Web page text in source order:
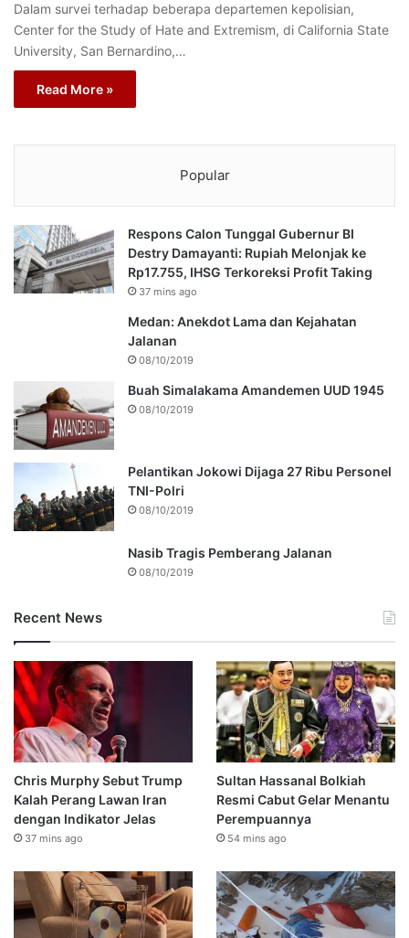
Dalam survei terhadap beberapa departemen kepolisian,
Center for the Study of Hate and Extremism, di California State
University, San Bernardino,…
Read More »
Popular
Respons Calon Tunggal Gubernur BI
Destry Damayanti: Rupiah Melonjak ke
Rp17.755, IHSG Terkoreksi Profit Taking
37 mins ago
Medan: Anekdot Lama dan Kejahatan
Jalanan
08/10/2019
Buah Simalakama Amandemen UUD 1945
08/10/2019
Pelantikan Jokowi Dijaga 27 Ribu Personel
TNI-Polri
08/10/2019
Nasib Tragis Pemberang Jalanan
08/10/2019
Recent News
Chris Murphy Sebut Trump
Kalah Perang Lawan Iran
dengan Indikator Jelas
37 mins ago
Sultan Hassanal Bolkiah
Resmi Cabut Gelar Menantu
Perempuannya
54 mins ago